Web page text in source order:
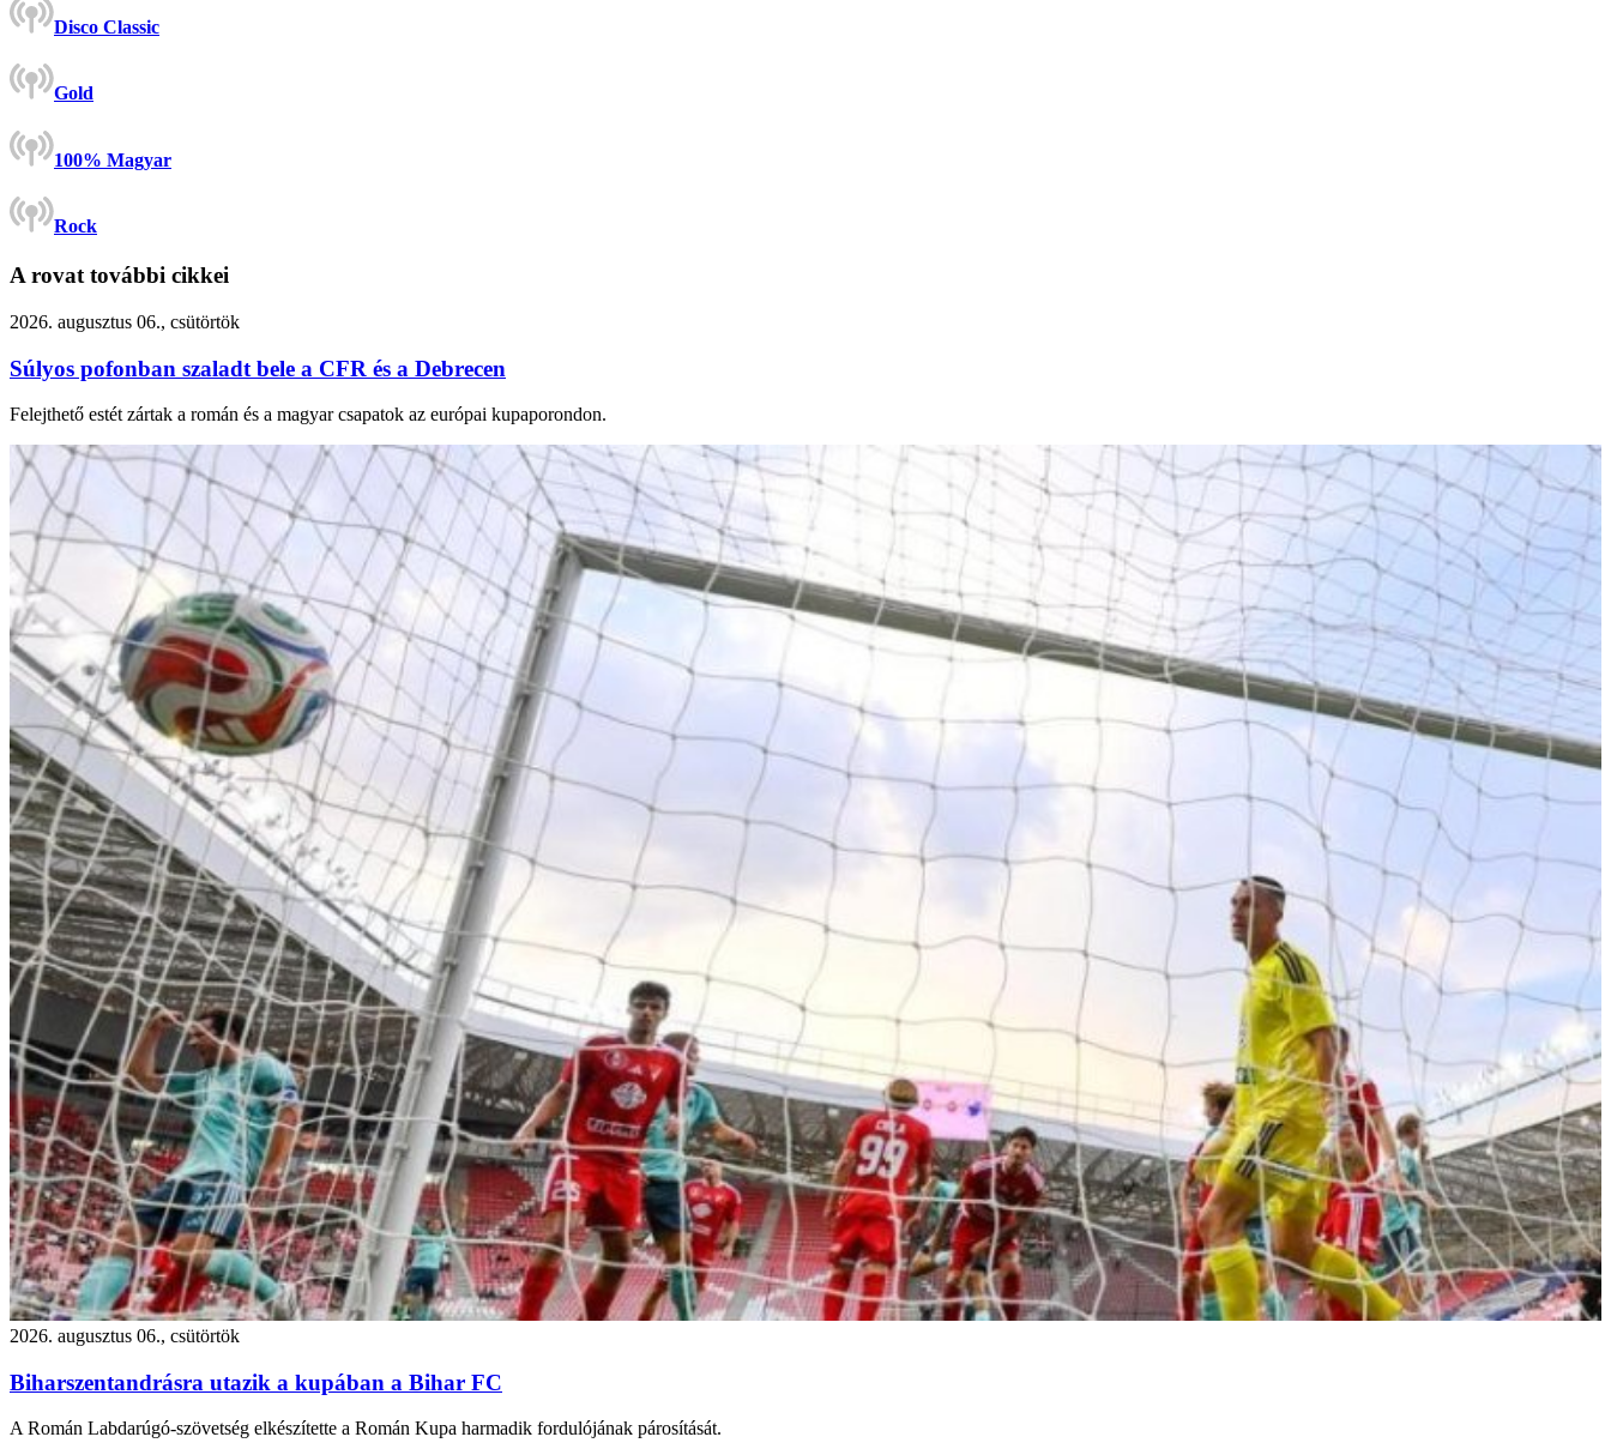
Disco Classic
Gold
100% Magyar
Rock
A rovat további cikkei
2026. augusztus 06., csütörtök
Súlyos pofonban szaladt bele a CFR és a Debrecen
Felejthető estét zártak a román és a magyar csapatok az európai kupaporondon.
2026. augusztus 06., csütörtök
Biharszentandrásra utazik a kupában a Bihar FC
A Román Labdarúgó-szövetség elkészítette a Román Kupa harmadik fordulójának párosítását.